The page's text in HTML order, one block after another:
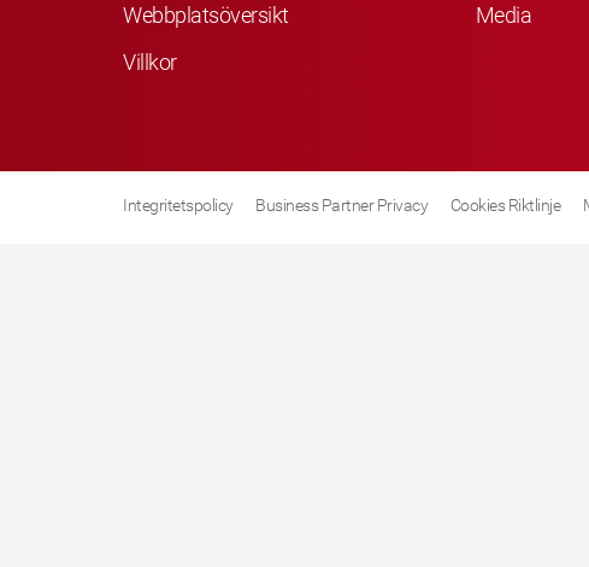
Webbplatsöversikt
Villkor
Media
Integritetspolicy Business Partner Privacy Cookies Riktlinje